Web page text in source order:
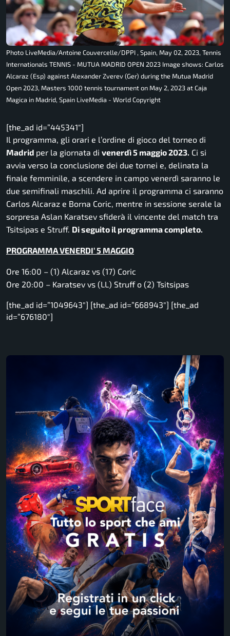
Photo LiveMedia/Antoine Couvercelle/DPPI , Spain, May 02, 2023, Tennis
Internationals TENNIS - MUTUA MADRID OPEN 2023 Image shows: Carlos
Alcaraz (Esp) against Alexander Zverev (Ger) during the Mutua Madrid
Open 2023, Masters 1000 tennis tournament on May 2, 2023 at Caja
Magica in Madrid, Spain LiveMedia - World Copyright
[the_ad id=”445341″]
Il programma, gli orari e l’ordine di gioco del torneo di
Madrid per la giornata di venerdì 5 maggio 2023. Ci si
avvia verso la conclusione dei due tornei e, delinata la
finale femminile, a scendere in campo venerdì saranno le
due semifinali maschili. Ad aprire il programma ci saranno
Carlos Alcaraz e Borna Coric, mentre in sessione serale la
sorpresa Aslan Karatsev sfiderà il vincente del match tra
Tsitsipas e Struff. Di seguito il programma completo.
PROGRAMMA VENERDI’ 5 MAGGIO
Ore 16:00 – (1) Alcaraz vs (17) Coric
Ore 20:00 – Karatsev vs (LL) Struff o (2) Tsitsipas
[the_ad id=”1049643″] [the_ad id=”668943″] [the_ad
id=”676180″]